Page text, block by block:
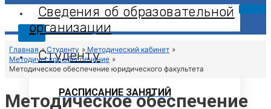
X
Сведения об образовательной
организации
Студенту
РАСПИСАНИЕ ЗАНЯТИЙ
Главная Студенту
Методический кабинет
Методическое обеспечение
Методическое обеспечение юридического факультета
Методическое обеспечение